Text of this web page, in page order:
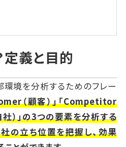
義と目的
境を分析するためのフレー
（顧客）」「Competitor
社）」の3つの要素を分析する
の立ち位置を把握し、効果